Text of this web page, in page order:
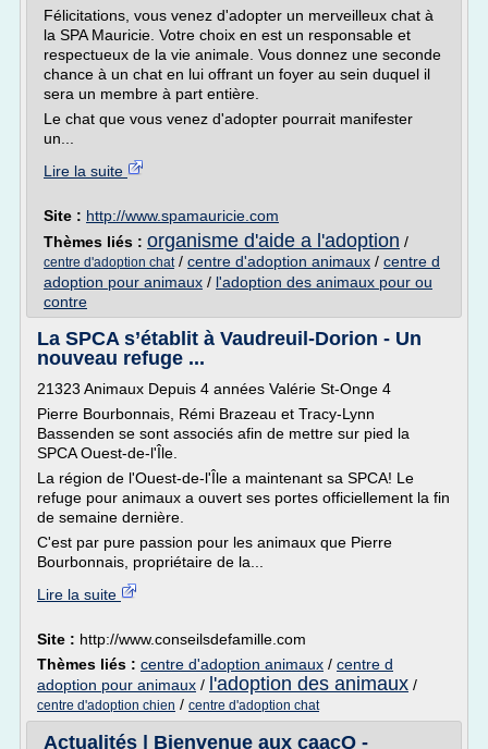
Félicitations, vous venez d'adopter un merveilleux chat à
la SPA Mauricie. Votre choix en est un responsable et
respectueux de la vie animale. Vous donnez une seconde
chance à un chat en lui offrant un foyer au sein duquel il
sera un membre à part entière.
Le chat que vous venez d'adopter pourrait manifester
un...
Lire la suite
Site : http://www.spamauricie.com
Thèmes liés : organisme d'aide a l'adoption /
centre d'adoption chat/ centre d'adoption animaux / centre d
adoption pour animaux / l'adoption des animaux pour ou
contre
La SPCA s’établit à Vaudreuil-Dorion - Un
nouveau refuge ...
21323 Animaux Depuis 4 années Valérie St-Onge 4
Pierre Bourbonnais, Rémi Brazeau et Tracy-Lynn
Bassenden se sont associés afin de mettre sur pied la
SPCA Ouest-de-l'Île.
La région de l'Ouest-de-l'Île a maintenant sa SPCA! Le
refuge pour animaux a ouvert ses portes officiellement la fin
de semaine dernière.
C'est par pure passion pour les animaux que Pierre
Bourbonnais, propriétaire de la...
Lire la suite
Site : http://www.conseilsdefamille.com
Thèmes liés : centre d'adoption animaux / centre d
adoption pour animaux / l'adoption des animaux /
centre d'adoption chien / centre d'adoption chat
Actualités | Bienvenue aux caacQ -